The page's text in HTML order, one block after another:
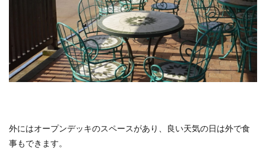
外にはオープンデッキのスペースがあり、良い天気の日は外で食
事もできます。